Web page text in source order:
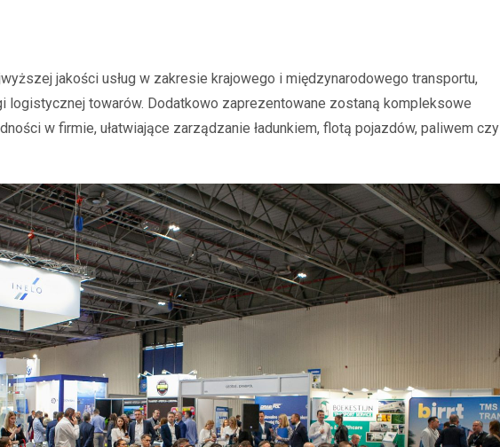
jakości usług w zakresie krajowego i międzynarodowego transportu,
logistycznej towarów. Dodatkowo zaprezentowane zostaną kompleksowe
w firmie, ułatwiające zarządzanie ładunkiem, flotą pojazdów, paliwem czy